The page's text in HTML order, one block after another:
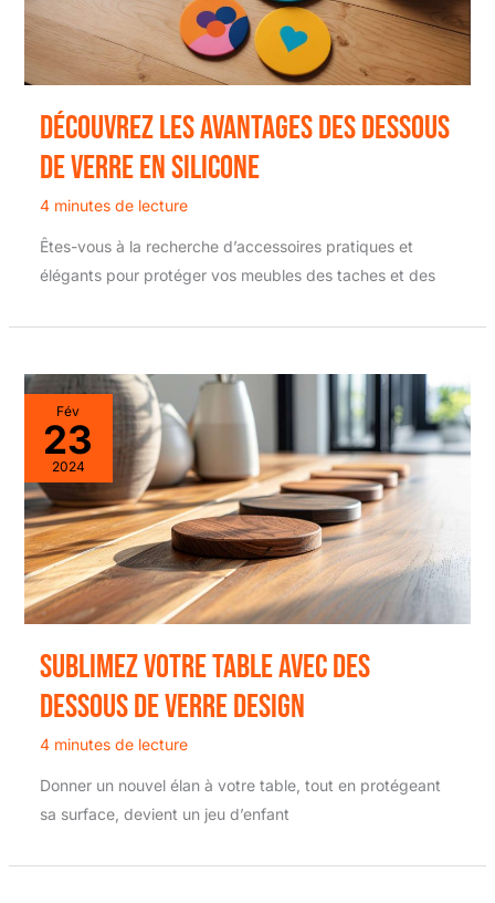
Découvrez les avantages des dessous
de verre en silicone
4 minutes de lecture
Êtes-vous à la recherche d’accessoires pratiques et
élégants pour protéger vos meubles des taches et des
Fév
23
2024
Sublimez votre table avec des
dessous de verre design
4 minutes de lecture
Donner un nouvel élan à votre table, tout en protégeant
sa surface, devient un jeu d’enfant